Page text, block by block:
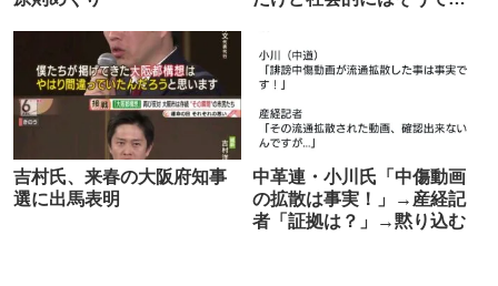
吉村氏、来春の大阪府知事
選に出馬表明
中革連・小川氏「中傷動画
の拡散は事実！」→産経記
者「証拠は？」→黙り込む